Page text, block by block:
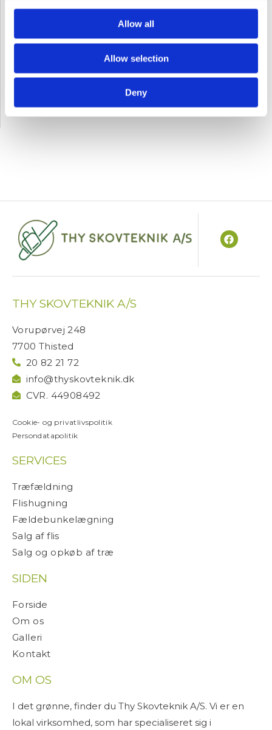
Allow all
Allow selection
Deny
Thy Skovteknik
F
a
b
THY SKOVTEKNIK A/S
Vorupørvej 248
7700 Thisted
20 82 21 72
info@thyskovteknik.dk
CVR. 44908492
Cookie- og privatlivspolitik
Persondatapolitik
SERVICES
Træfældning
Flishugning
Fældebunkelægning
Salg af flis
Salg og opkøb af træ
SIDEN
Forside
Om os
Galleri
Kontakt
OM OS
I det grønne, finder du Thy Skovteknik A/S. Vi er en
lokal virksomhed, som har specialiseret sig i